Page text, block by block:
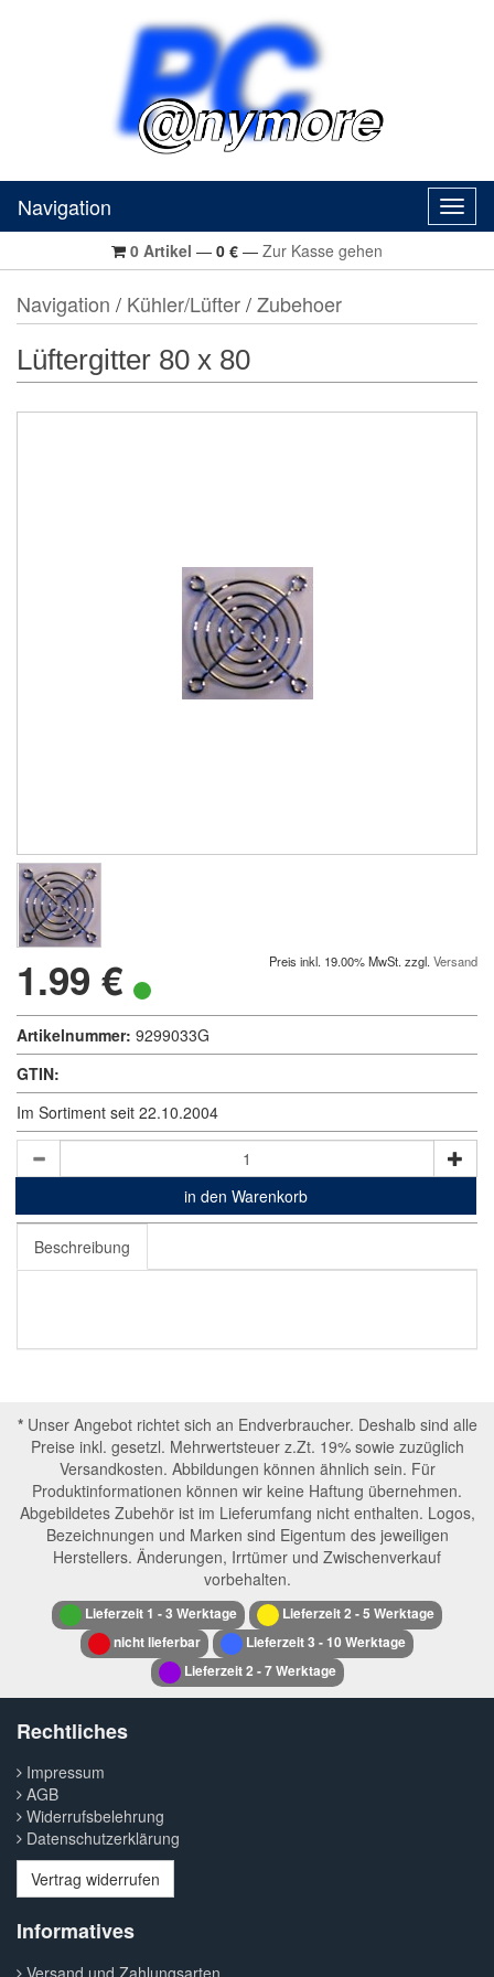
Navigation
0 Artikel — 0 € — Zur Kasse gehen
Navigation / Kühler/Lüfter/Zubehoer
Lüftergitter 80 x 80
1.99 € Preis inkl. 19.00% MwSt. zzgl. Versand
Artikelnummer: 9299033G
GTIN:
Im Sortiment seit 22.10.2004
in den Warenkorb
Beschreibung
*Unser Angebot richtet sich an Endverbraucher. Deshalb sind alle
Preise inkl. gesetzl. Mehrwertsteuer z.Zt. 19% sowie zuzüglich
Versandkosten. Abbildungen können ähnlich sein. Für
Produktinformationen können wir keine Haftung übernehmen.
Abgebildetes Zubehör ist im Lieferumfang nicht enthalten. Logos,
Bezeichnungen und Marken sind Eigentum des jeweiligen
Herstellers. Änderungen, Irrtümer und Zwischenverkauf
vorbehalten.
Lieferzeit 1 - 3 Werktage
Lieferzeit 2 - 5 Werktage
nicht lieferbar
Lieferzeit 3 - 10 Werktage
Lieferzeit 2 - 7 Werktage
Rechtliches
Impressum
AGB
Widerrufsbelehrung
Datenschutzerklärung
Vertrag widerrufen
Informatives
Versand und Zahlungsarten